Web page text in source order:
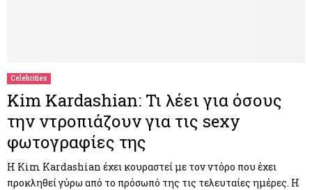
Celebrities
Κim Kardashian: Τι λέει για όσους
την ντροπιάζουν για τις sexy
φωτογραφίες της
Η Κim Kardashian έχει κουραστεί με τον ντόρο που έχει
προκληθεί γύρω από το πρόσωπό της τις τελευταίες ημέρες. Η